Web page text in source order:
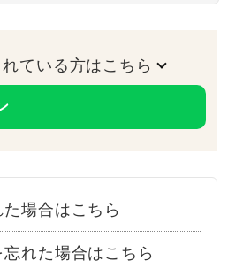
ている方はこちら
場合はこちら
れた場合はこちら